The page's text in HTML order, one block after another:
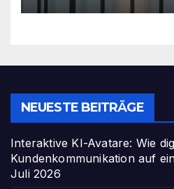
NEUESTE BEITRÄGE
Interaktive KI-Avatare: Wie
Kundenkommunikation auf
Juli 2026